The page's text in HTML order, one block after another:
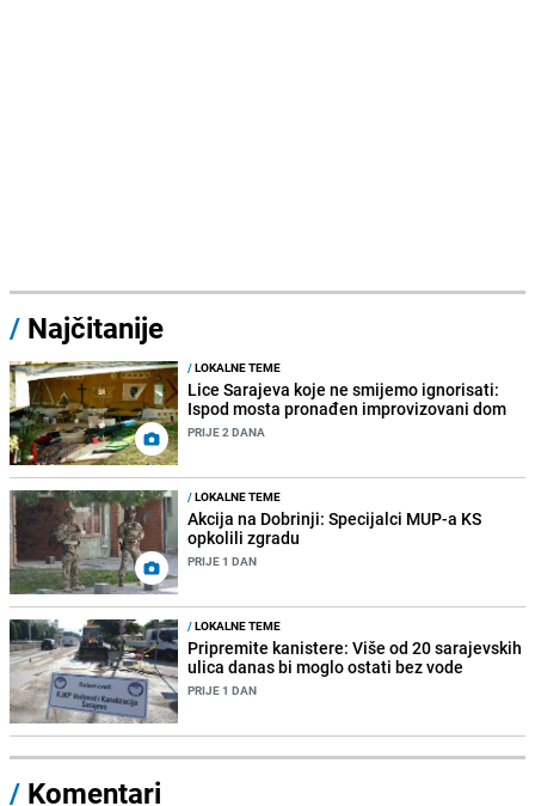
/ Najčitanije
/LOKALNE TEME
Lice Sarajeva koje ne smijemo ignorisati:
Ispod mosta pronađen improvizovani dom
PRIJE 2 DANA
/LOKALNE TEME
Akcija na Dobrinji: Specijalci MUP-a KS
opkolili zgradu
PRIJE 1 DAN
/LOKALNE TEME
Pripremite kanistere: Više od 20 sarajevskih
ulica danas bi moglo ostati bez vode
PRIJE 1 DAN
/ Komentari